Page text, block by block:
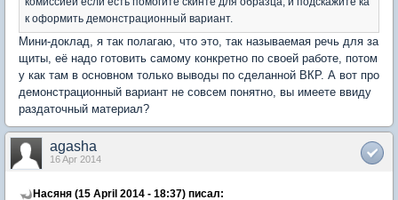
к оформить демонстрационный вариант.
Мини-доклад, я так полагаю, что это, так называемая речь для за
щиты, её надо готовить самому конкретно по своей работе, потом
у как там в основном только выводы по сделанной ВКР. А вот про
демонстрационный вариант не совсем понятно, вы имеете ввиду
раздаточный материал?
agasha
16 Apr 2014
Насяня (15 April 2014 - 18:37) писал: